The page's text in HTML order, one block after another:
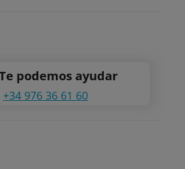
podemos ayudar
+34 976 36 61 60